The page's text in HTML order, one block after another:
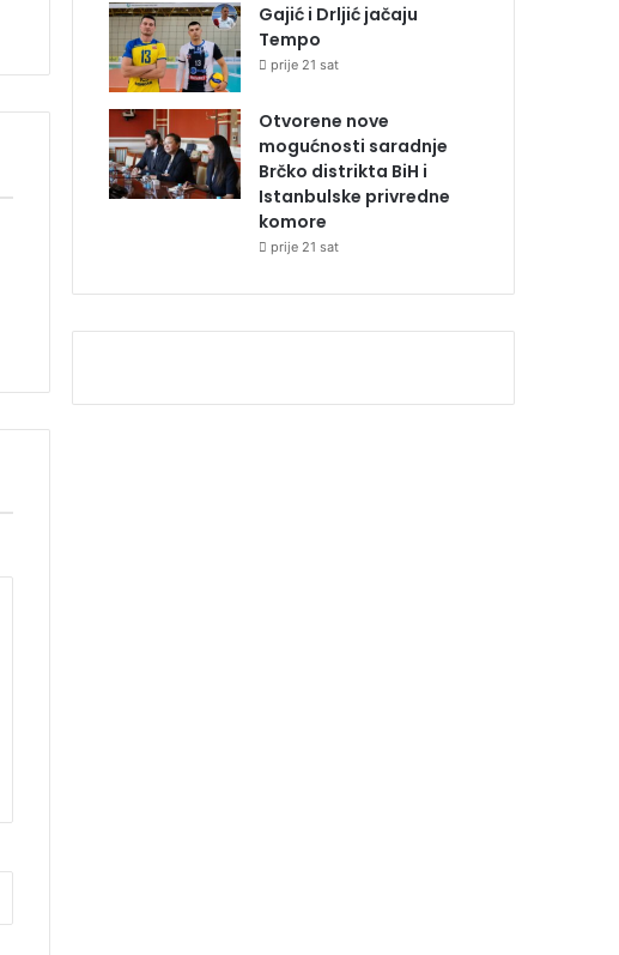
Gajić i Drljić jačaju
Tempo
prije 21 sat
Otvorene nove
mogućnosti saradnje
Brčko distrikta BiH i
Istanbulske privredne
komore
prije 21 sat